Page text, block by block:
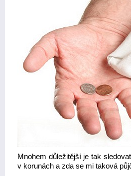
Mnohem důležitější je tak
v korunách a zda se mi taková